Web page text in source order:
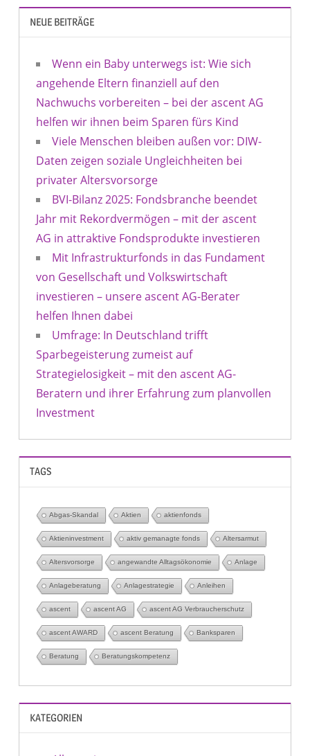
NEUE BEITRÄGE
Wenn ein Baby unterwegs ist: Wie sich
angehende Eltern finanziell auf den
Nachwuchs vorbereiten – bei der ascent AG
helfen wir ihnen beim Sparen fürs Kind
Viele Menschen bleiben außen vor: DIW-
Daten zeigen soziale Ungleichheiten bei
privater Altersvorsorge
BVI-Bilanz 2025: Fondsbranche beendet
Jahr mit Rekordvermögen – mit der ascent
AG in attraktive Fondsprodukte investieren
Mit Infrastrukturfonds in das Fundament
von Gesellschaft und Volkswirtschaft
investieren – unsere ascent AG-Berater
helfen Ihnen dabei
Umfrage: In Deutschland trifft
Sparbegeisterung zumeist auf
Strategielosigkeit – mit den ascent AG-
Beratern und ihrer Erfahrung zum planvollen
Investment
TAGS
Abgas-Skandal Aktien aktienfonds
Aktieninvestment aktiv gemanagte fonds Altersarmut
Altersvorsorge angewandte Alltagsökonomie Anlage
Anlageberatung Anlagestrategie Anleihen
ascent ascent AG ascent AG Verbraucherschutz
ascent AWARD ascent Beratung Banksparen
Beratung Beratungskompetenz
KATEGORIEN